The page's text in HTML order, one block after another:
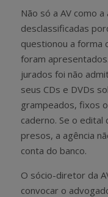
Não só a AV como
desclassificadas
questionou a forma
foram
jurados foi não
seus CDs e DVDs
grampeados, fixos
caderno. Se o
presos, a agência
conta do banco.
O sócio-diretor da
convocar o